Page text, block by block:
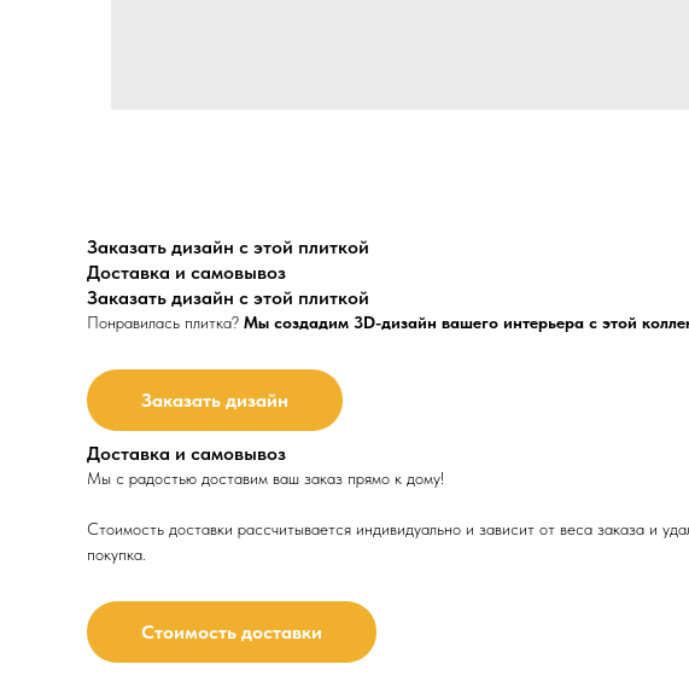
Заказать дизайн с этой плиткой
Доставка и самовывоз
Заказать дизайн с этой плиткой
Понравилась плитка? Мы создадим 3D-дизайн вашего интерьера с этой
Заказать дизайн
Доставка и самовывоз
Мы с радостью доставим ваш заказ прямо к дому!
Стоимость доставки рассчитывается индивидуально и зависит от веса заказа и
покупка.
Стоимость доставки